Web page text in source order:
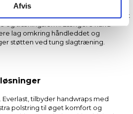
om din placering, der
baseret på en scanning af
(fingerprinting)
bruger cookies for at
oplevelse med
Afvis
skal du overveje længde og elasticitet
og træningsform. Længere hand
lag omkring håndleddet og
støtten ved tung slagtræning.
tilbyder handwraps med
polstring til øget komfort og